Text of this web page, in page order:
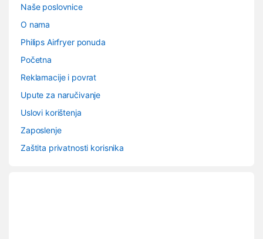
Naše poslovnice
O nama
Philips Airfryer ponuda
Početna
Reklamacije i povrat
Upute za naručivanje
Uslovi korištenja
Zaposlenje
Zaštita privatnosti korisnika